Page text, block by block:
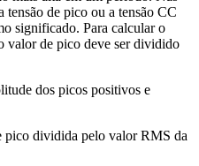
tensão de pico ou a tensão CC
significado. Para calcular o
valor de pico deve ser dividido
dos picos positivos e
pico dividida pelo valor RMS da